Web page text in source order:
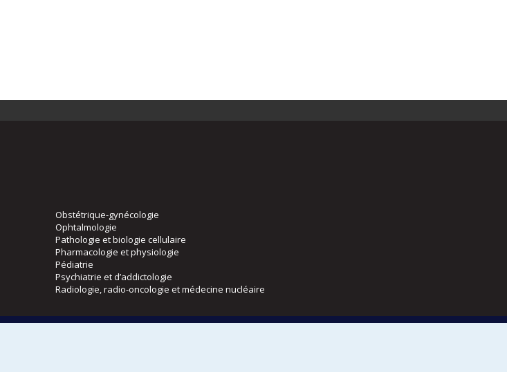
Obstétrique-gynécologie
Ophtalmologie
Pathologie et biologie cellulaire
Pharmacologie et physiologie
Pédiatrie
Psychiatrie et d’addictologie
Radiologie, radio-oncologie et médecine nucléaire